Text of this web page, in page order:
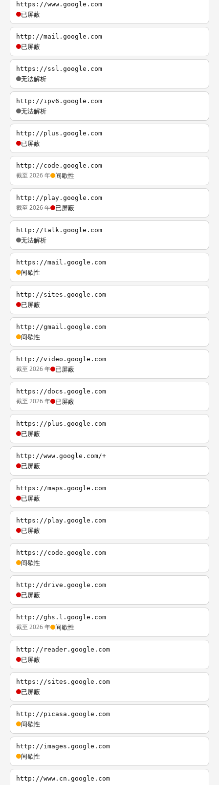
https://www.google.com
已屏蔽
http://mail.google.com
已屏蔽
https://ssl.google.com
无法解析
http://ipv6.google.com
无法解析
http://plus.google.com
已屏蔽
http://code.google.com
截至 2026 年 间歇性
http://play.google.com
截至 2026 年 已屏蔽
http://talk.google.com
无法解析
https://mail.google.com
间歇性
http://sites.google.com
已屏蔽
http://gmail.google.com
间歇性
http://video.google.com
截至 2026 年 已屏蔽
https://docs.google.com
截至 2026 年 已屏蔽
https://plus.google.com
已屏蔽
http://www.google.com/+
已屏蔽
https://maps.google.com
已屏蔽
https://play.google.com
已屏蔽
https://code.google.com
间歇性
http://drive.google.com
已屏蔽
http://ghs.l.google.com
截至 2026 年 间歇性
http://reader.google.com
已屏蔽
https://sites.google.com
已屏蔽
http://picasa.google.com
间歇性
http://images.google.com
间歇性
http://www.cn.google.com